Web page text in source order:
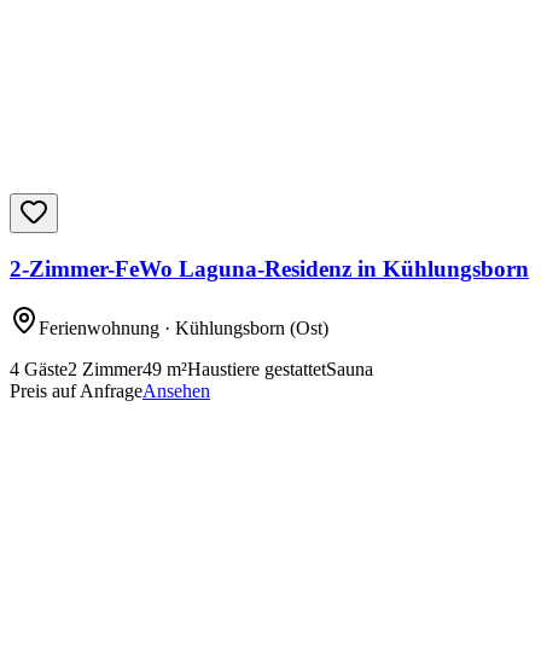
2-Zimmer-FeWo Laguna-Residenz in Kühlungsborn
Ferienwohnung · Kühlungsborn (Ost)
4 Gäste2 Zimmer49 m²Haustiere gestattetSauna
Preis auf AnfrageAnsehen